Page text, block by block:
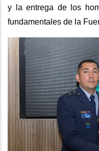
y la entrega de los
fundamentales de la